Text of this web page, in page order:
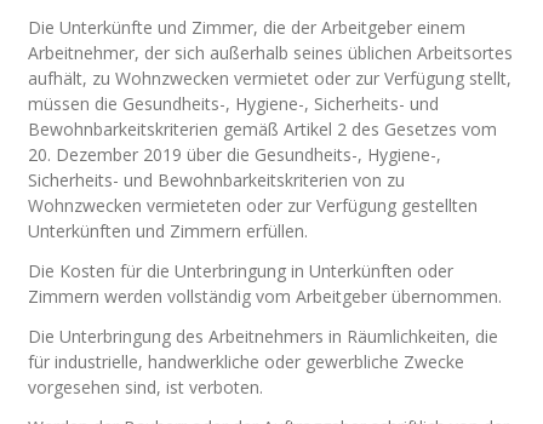
Die Unterkünfte und Zimmer, die der Arbeitgeber einem
Arbeitnehmer, der sich außerhalb seines üblichen Arbeitsortes
aufhält, zu Wohnzwecken vermietet oder zur Verfügung stellt,
müssen die Gesundheits-, Hygiene-, Sicherheits- und
Bewohnbarkeitskriterien gemäß Artikel 2 des Gesetzes vom
20. Dezember 2019 über die Gesundheits-, Hygiene-,
Sicherheits- und Bewohnbarkeitskriterien von zu
Wohnzwecken vermieteten oder zur Verfügung gestellten
Unterkünften und Zimmern erfüllen.
Die Kosten für die Unterbringung in Unterkünften oder
Zimmern werden vollständig vom Arbeitgeber übernommen.
Die Unterbringung des Arbeitnehmers in Räumlichkeiten, die
für industrielle, handwerkliche oder gewerbliche Zwecke
vorgesehen sind, ist verboten.